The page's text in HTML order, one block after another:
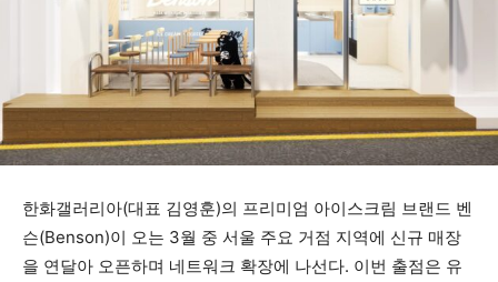
한화갤러리아(대표 김영훈)의 프리미엄 아이스크림 브랜드 벤
슨(Benson)이 오는 3월 중 서울 주요 거점 지역에 신규 매장
을 연달아 오픈하며 네트워크 확장에 나선다. 이번 출점은 유